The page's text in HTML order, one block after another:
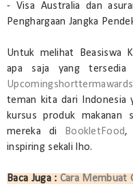
- Visa Australia dan
Penghargaan Jangka
Untuk melihat Beasiswa
apa saja yang
Upcomingshorttermawards
teman kita dari Indonesia
kursus produk makanan
mereka di
BookletFood,
inspiring sekali lho.
Baca Juga : Cara Membuat